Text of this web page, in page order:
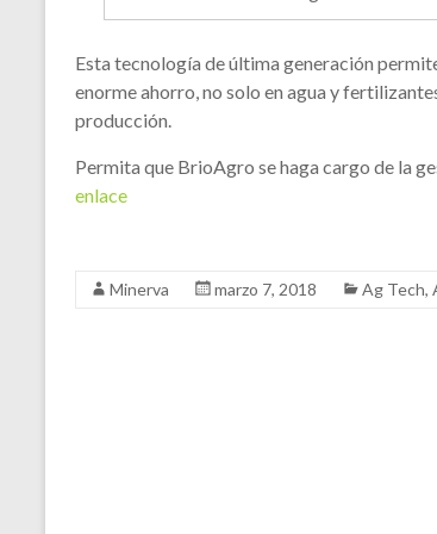
Esta tecnología de última generación
enorme ahorro, no solo en agua y
producción.
Permita que BrioAgro se haga cargo de la
enlace
Minerva marzo 7, 2018 Ag Tech,